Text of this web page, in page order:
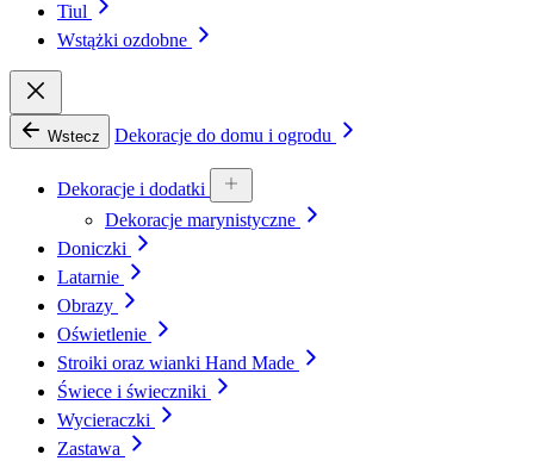
Tiul
Wstążki ozdobne
Wstecz Dekoracje do domu i ogrodu
Dekoracje i dodatki
Dekoracje marynistyczne
Doniczki
Latarnie
Obrazy
Oświetlenie
Stroiki oraz wianki Hand Made
Świece i świeczniki
Wycieraczki
Zastawa